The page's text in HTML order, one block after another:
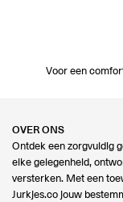
Voor een
OVER ONS
Ontdek een zorgvuldig
elke gelegenheid,
versterken. Met een
Jurkjes.co jouw